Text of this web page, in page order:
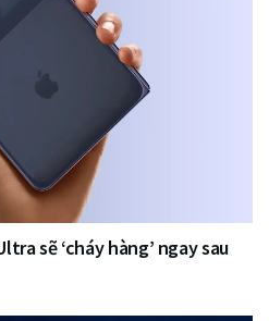
sẽ ‘cháy hàng’ ngay sau